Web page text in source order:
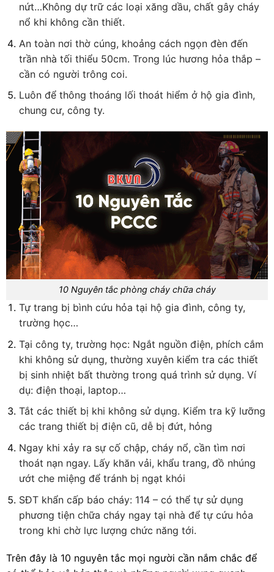
nứt…Không dự trữ các loại xăng dầu, chất gây cháy
nổ khi không cần thiết.
An toàn nơi thờ cúng, khoảng cách ngọn đèn đến
trần nhà tối thiểu 50cm. Trong lúc hương hỏa thắp –
cần có người trông coi.
Luôn để thông thoáng lối thoát hiểm ở hộ gia đình,
chung cư, công ty.
10 Nguyên tắc phòng cháy chữa cháy
Tự trang bị bình cứu hỏa tại hộ gia đình, công ty,
trường học…
Tại công ty, trường học: Ngắt nguồn điện, phích cắm
khi không sử dụng, thường xuyên kiểm tra các thiết
bị sinh nhiệt bất thường trong quá trình sử dụng. Ví
dụ: điện thoại, laptop…
Tắt các thiết bị khi không sử dụng. Kiểm tra kỹ lưỡng
các trang thiết bị điện cũ, dễ bị đứt, hỏng
Ngay khi xảy ra sự cố chập, cháy nổ, cần tìm nơi
thoát nạn ngay. Lấy khăn vải, khẩu trang, đồ nhúng
ướt che miệng để tránh bị ngạt khói
SĐT khẩn cấp báo cháy: 114 – có thể tự sử dụng
phương tiện chữa cháy ngay tại nhà để tự cứu hỏa
trong khi chờ lực lượng chức năng tới.
Trên đây là 10 nguyên tắc mọi người cần nắm chắc để